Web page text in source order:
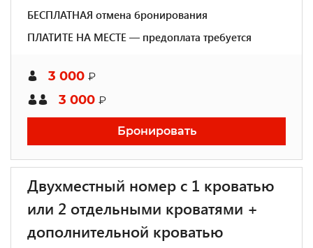
БЕСПЛАТНАЯ отмена бронирования
ПЛАТИТЕ НА МЕСТЕ — предоплата требуется
3 000 ₽
3 000 ₽
Бронировать
Двухместный номер с 1 кроватью
или 2 отдельными кроватями +
дополнительной кроватью